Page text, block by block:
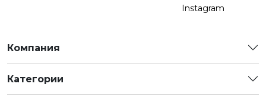
Instagram
Компания
Категории